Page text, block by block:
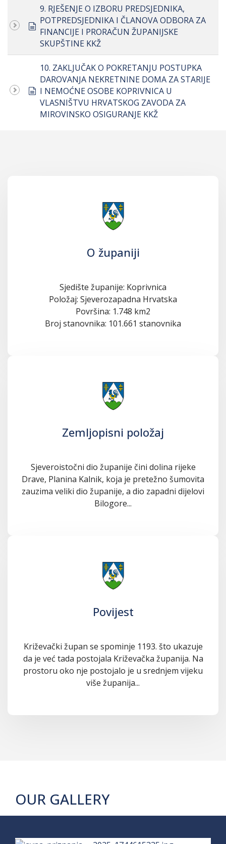
document
9. RJEŠENJE O IZBORU PREDSJEDNIKA,
POTPREDSJEDNIKA I ČLANOVA ODBORA ZA
FINANCIJE I PRORAČUN ŽUPANIJSKE
SKUPŠTINE KKŽ
document
10. ZAKLJUČAK O POKRETANJU POSTUPKA
DAROVANJA NEKRETNINE DOMA ZA STARIJE
I NEMOĆNE OSOBE KOPRIVNICA U
VLASNIŠTVU HRVATSKOG ZAVODA ZA
MIROVINSKO OSIGURANJE KKŽ
O županiji
Sjedište županije: Koprivnica
Položaj: Sjeverozapadna Hrvatska
Površina: 1.748 km2
Broj stanovnika: 101.661 stanovnika
Zemljopisni položaj
Sjeveroistočni dio županije čini dolina rijeke
Drave, Planina Kalnik, koja je pretežno šumovita
zauzima veliki dio županije, a dio zapadni dijelovi
Bilogore...
Povijest
Križevački župan se spominje 1193. što ukazuje
da je već tada postojala Križevačka županija. Na
prostoru oko nje postojalo je u srednjem vijeku
više županija...
OUR GALLERY